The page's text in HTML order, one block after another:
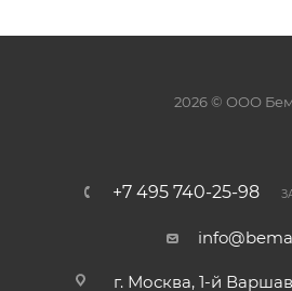
2026 © ООО
+7 495 740-25-98
г. Москва, 1-й